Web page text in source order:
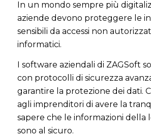
In un mondo sempre più
aziende devono proteggere le
sensibili da accessi non
informatici.
I software aziendali di ZAGSoft
con protocolli di sicurezza
garantire la protezione dei dati.
agli imprenditori di avere la
sapere che le informazioni della
sono al sicuro.